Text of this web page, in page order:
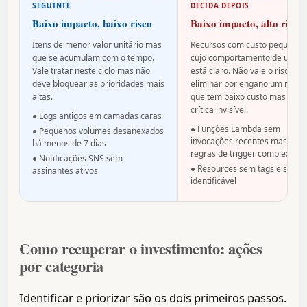
SEGUINTE
Baixo impacto, baixo risco
Itens de menor valor unitário mas
que se acumulam com o tempo.
Vale tratar neste ciclo mas não
deve bloquear as prioridades mais
altas.
● Logs antigos em camadas caras
● Pequenos volumes desanexados
há menos de 7 dias
● Notificações SNS sem
assinantes ativos
DECIDA DEPOIS
Baixo impacto, alto risco
Recursos com custo pequeno
cujo comportamento de uso
está claro. Não vale o risco de
eliminar por engano um
que tem baixo custo mas
crítica invisível.
● Funções Lambda sem
invocações recentes mas com
regras de trigger complexas
● Resources sem tags e sem
identificável
Como recuperar o investimento: ações
por categoria
Identificar e priorizar são os dois primeiros passos.